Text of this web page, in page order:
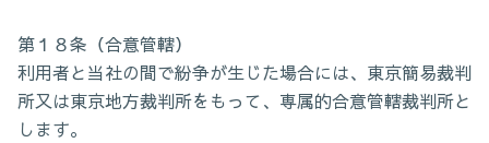
第１８条（合意管轄）
利用者と当社の間で紛争が生じた場合には、東京簡易裁判
所又は東京地方裁判所をもって、専属的合意管轄裁判所と
します。